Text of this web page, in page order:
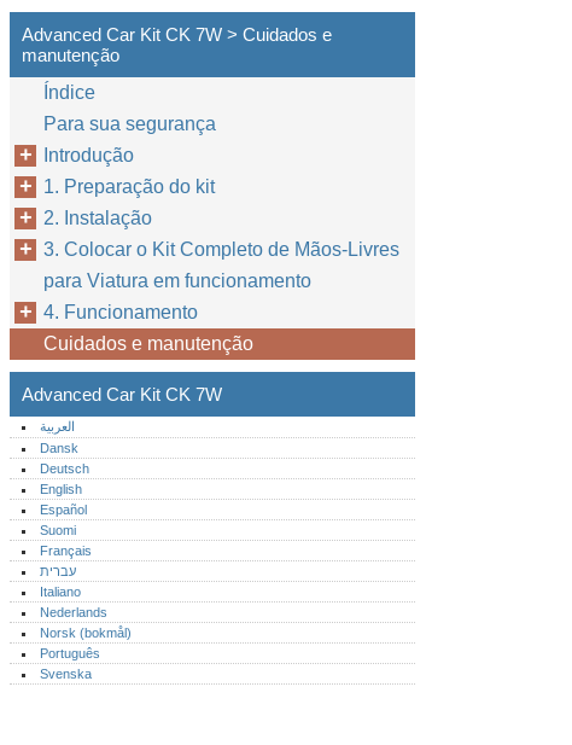
Advanced Car Kit CK 7W > Cuidados e
manutenção
Índice
Para sua segurança
Introdução
1. Preparação do kit
2. Instalação
3. Colocar o Kit Completo de Mãos-Livres
para Viatura em funcionamento
4. Funcionamento
Cuidados e manutenção
Advanced Car Kit CK 7W
العربية
Dansk
Deutsch
English
Español
Suomi
Français
עברית
Italiano
Nederlands
Norsk (bokmål)‎
Português‎
Svenska